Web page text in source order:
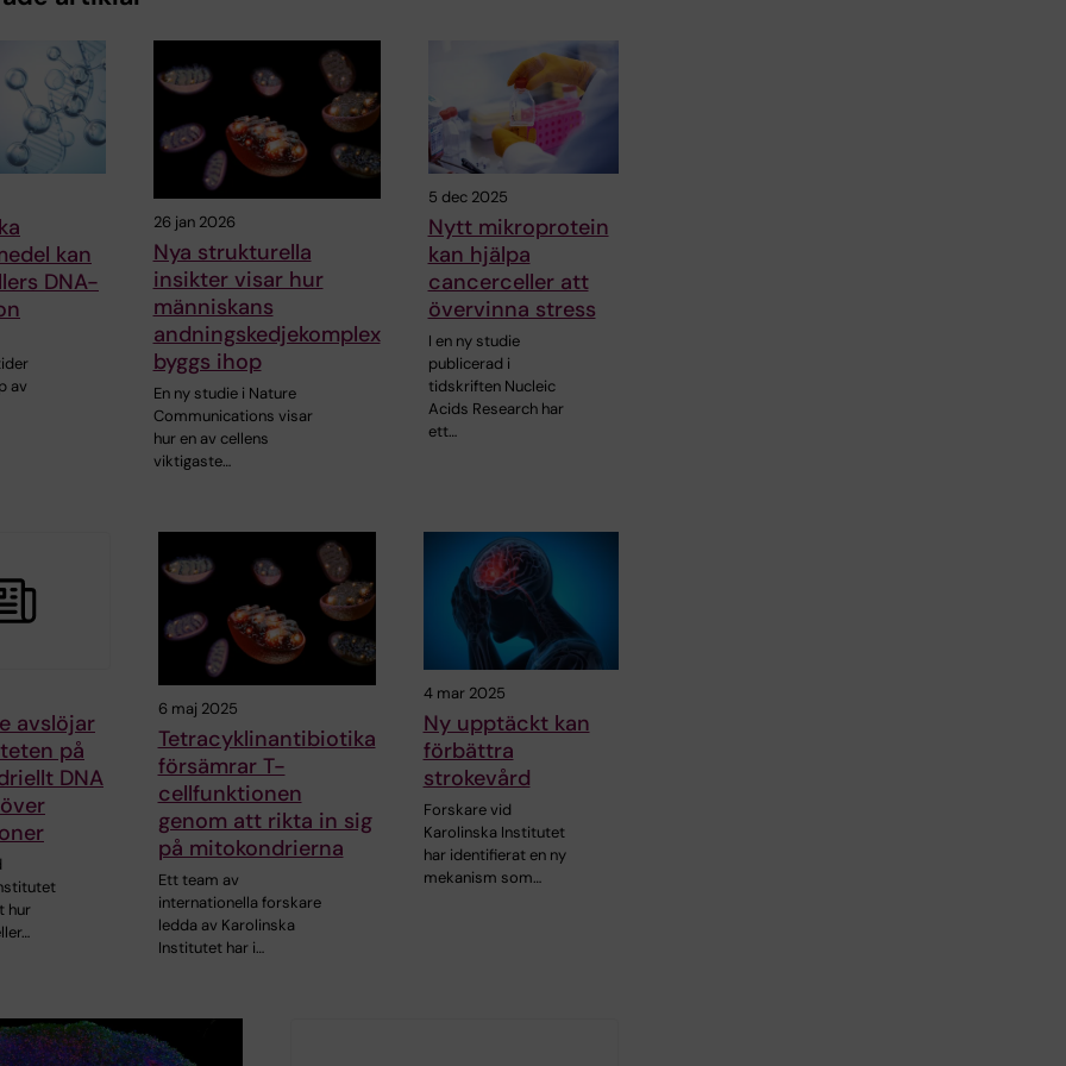
kan
DNA-
av
26 jan 2026
Nya strukturella
insikter visar hur
människans
andningskedjekomplex
byggs ihop
En ny studie i Nature
Communications visar
hur en av cellens
viktigaste…
5 dec 2025
Nytt mikroprotein
kan hjälpa
cancerceller att
övervinna stress
I en ny studie
publicerad i
tidskriften Nucleic
Acids Research har
ett…
avslöjar
på
DNA
hur
6 maj 2025
Tetracyklinantibiotika
försämrar T-
cellfunktionen
genom att rikta in sig
på mitokondrierna
Ett team av
internationella forskare
ledda av Karolinska
Institutet har i…
4 mar 2025
Ny upptäckt kan
förbättra
strokevård
Forskare vid
Karolinska Institutet
har identifierat en ny
mekanism som…